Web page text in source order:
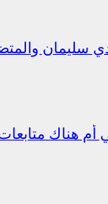
سليمان